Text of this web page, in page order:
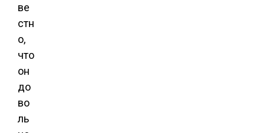
ве
стн
о,
что
он
до
во
ль